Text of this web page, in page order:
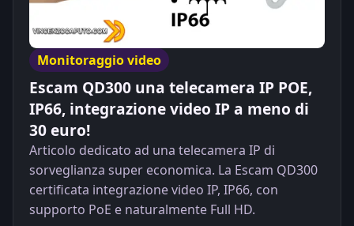
Monitoraggio video
Escam QD300 una telecamera IP POE,
IP66, integrazione video IP a meno di
30 euro!
Articolo dedicato ad una telecamera IP di
sorveglianza super economica. La Escam QD300
certificata integrazione video IP, IP66, con
supporto PoE e naturalmente Full HD.